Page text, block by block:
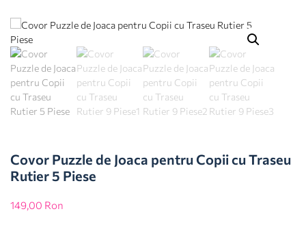
Covor Puzzle de Joaca pentru Copii cu Traseu
Rutier 5 Piese
149,00 Ron